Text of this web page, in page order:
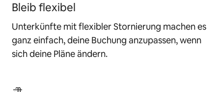
Bleib flexibel
Unterkünfte mit flexibler Stornierung machen es
ganz einfach, deine Buchung anzupassen, wenn
sich deine Pläne ändern.